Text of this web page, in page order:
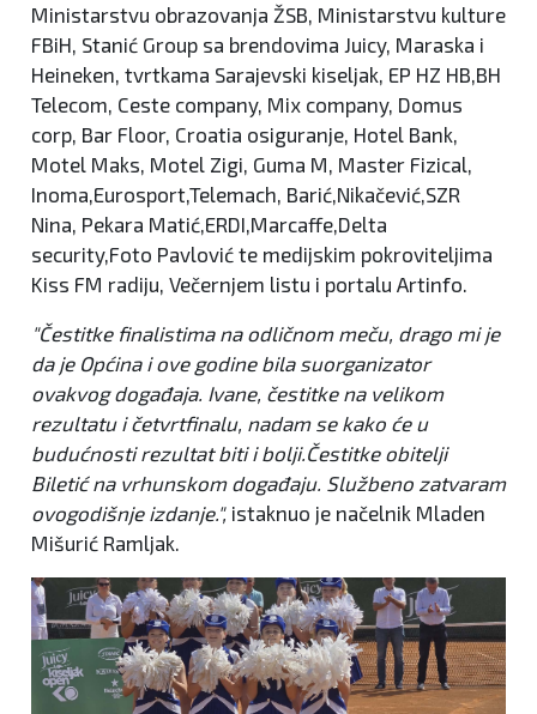
Ministarstvu obrazovanja ŽSB, Ministarstvu kulture
FBiH, Stanić Group sa brendovima Juicy, Maraska i
Heineken, tvrtkama Sarajevski kiseljak, EP HZ HB,BH
Telecom, Ceste company, Mix company, Domus
corp, Bar Floor, Croatia osiguranje, Hotel Bank,
Motel Maks, Motel Zigi, Guma M, Master Fizical,
Inoma,Eurosport,Telemach, Barić,Nikačević,SZR
Nina, Pekara Matić,ERDI,Marcaffe,Delta
security,Foto Pavlović te medijskim pokroviteljima
Kiss FM radiju, Večernjem listu i portalu Artinfo.
"Čestitke finalistima na odličnom meču, drago mi je
da je Općina i ove godine bila suorganizator
ovakvog događaja. Ivane, čestitke na velikom
rezultatu i četvrtfinalu, nadam se kako će u
budućnosti rezultat biti i bolji.Čestitke obitelji
Biletić na vrhunskom događaju. Službeno zatvaram
ovogodišnje izdanje.", istaknuo je načelnik Mladen
Mišurić Ramljak.